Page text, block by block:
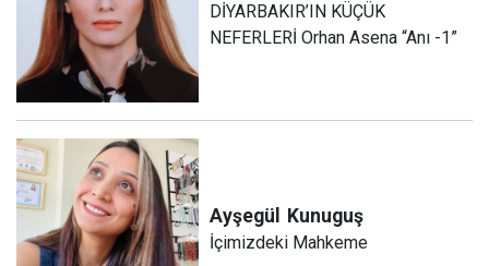
DİYARBAKIR’IN KÜÇÜK
NEFERLERİ Orhan Asena “Anı -1”
Ayşegül Kunuguş
İçimizdeki Mahkeme